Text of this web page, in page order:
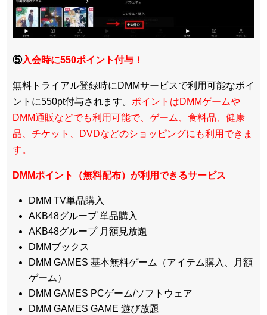
⑤入会時に550ポイント付与！
無料トライアル登録時にDMMサービスで利用可能なポイ
ントに550pt付与されます。 ポイントはDMMゲームや
DMM通販などでも利用可能で、ゲーム、食料品、健康
品、チケット、DVDなどのショッピングにも利用できま
す。
DMMポイント（無料配布）が利用できるサービス
DMM TV単品購入
AKB48グループ 単品購入
AKB48グループ 月額見放題
DMMブックス
DMM GAMES 基本無料ゲーム（アイテム購入、月額
ゲーム）
DMM GAMES PCゲーム/ソフトウェア
DMM GAMES GAME 遊び放題